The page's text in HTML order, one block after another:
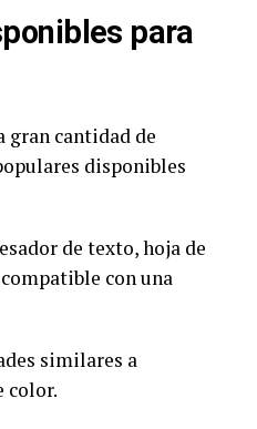
para
gran cantidad de
disponibles
de texto, hoja de
con una
similares a
color.